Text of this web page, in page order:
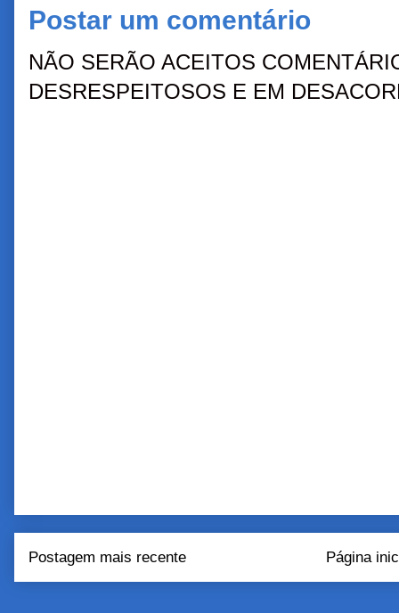
Postar um comentário
NÃO SERÃO ACEITOS
DESRESPEITOSOS E EM
Postagem mais recente Página